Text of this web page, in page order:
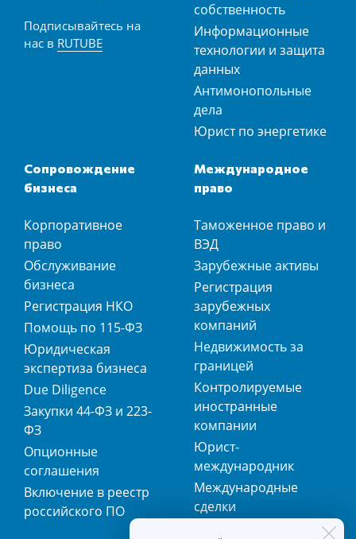
Подписывайтесь на
нас в RUTUBE
собственность
Информационные
технологии и защита
данных
Антимонопольные
дела
Юрист по энергетике
Сопровождение
бизнеса
Корпоративное
право
Обслуживание
бизнеса
Регистрация НКО
Помощь по 115-ФЗ
Юридическая
экспертиза бизнеса
Due Diligence
Закупки 44-ФЗ и 223-
ФЗ
Опционные
соглашения
Включение в реестр
российского ПО
Международное
право
Таможенное право и
ВЭД
Зарубежные активы
Регистрация
зарубежных
компаний
Недвижимость за
границей
Контролируемые
иностранные
компании
Юрист-
международник
Международные
сделки